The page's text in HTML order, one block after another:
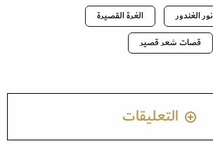
نور الغندور
الغرة القصيرة
قصات شعر قصير
التعليقات